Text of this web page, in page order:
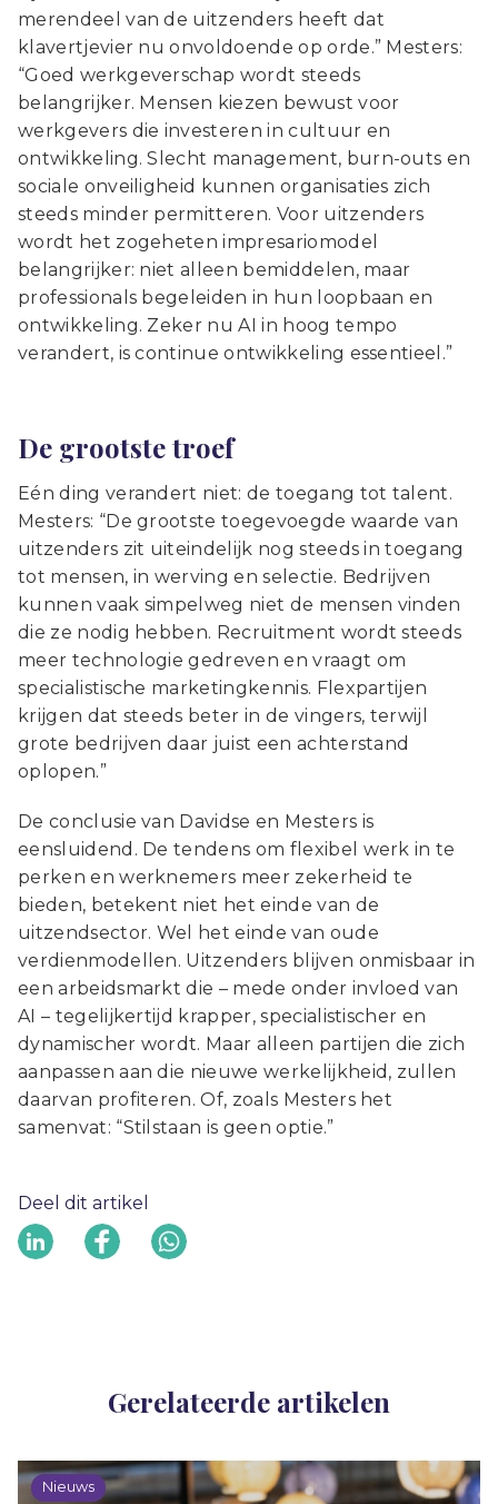
merendeel van de uitzenders heeft dat
klavertjevier nu onvoldoende op orde.” Mesters:
“Goed werkgeverschap wordt steeds
belangrijker. Mensen kiezen bewust voor
werkgevers die investeren in cultuur en
ontwikkeling. Slecht management, burn-outs en
sociale onveiligheid kunnen organisaties zich
steeds minder permitteren. Voor uitzenders
wordt het zogeheten impresariomodel
belangrijker: niet alleen bemiddelen, maar
professionals begeleiden in hun loopbaan en
ontwikkeling. Zeker nu AI in hoog tempo
verandert, is continue ontwikkeling essentieel.”
De grootste troef
Eén ding verandert niet: de toegang tot talent.
Mesters: “De grootste toegevoegde waarde van
uitzenders zit uiteindelijk nog steeds in toegang
tot mensen, in werving en selectie. Bedrijven
kunnen vaak simpelweg niet de mensen vinden
die ze nodig hebben. Recruitment wordt steeds
meer technologie gedreven en vraagt om
specialistische marketingkennis. Flexpartijen
krijgen dat steeds beter in de vingers, terwijl
grote bedrijven daar juist een achterstand
oplopen.”
De conclusie van Davidse en Mesters is
eensluidend. De tendens om flexibel werk in te
perken en werknemers meer zekerheid te
bieden, betekent niet het einde van de
uitzendsector. Wel het einde van oude
verdienmodellen. Uitzenders blijven onmisbaar in
een arbeidsmarkt die – mede onder invloed van
AI – tegelijkertijd krapper, specialistischer en
dynamischer wordt. Maar alleen partijen die zich
aanpassen aan die nieuwe werkelijkheid, zullen
daarvan profiteren. Of, zoals Mesters het
samenvat: “Stilstaan is geen optie.”
Deel dit artikel
Gerelateerde artikelen
Nieuws